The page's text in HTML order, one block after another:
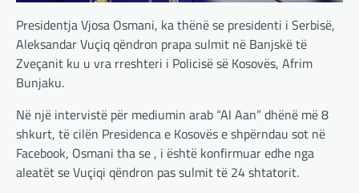
Presidentja Vjosa Osmani, ka thënë se presidenti i Serbisë,
Aleksandar Vuçiq qëndron prapa sulmit në Banjskë të
Zveçanit ku u vra rreshteri i Policisë së Kosovës, Afrim
Bunjaku.
Në një intervistë për mediumin arab “Al Aan” dhënë më 8
shkurt, të cilën Presidenca e Kosovës e shpërndau sot në
Facebook, Osmani tha se , i është konfirmuar edhe nga
aleatët se Vuçiqi qëndron pas sulmit të 24 shtatorit.